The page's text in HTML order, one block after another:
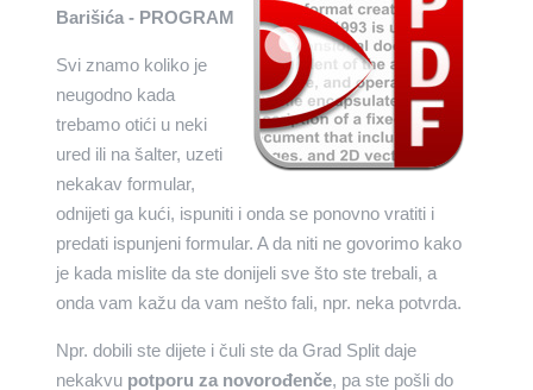
Barišića- PROGRAM
Svi znamo koliko je
neugodno kada
trebamo otići u neki
ured ili na šalter, uzeti
nekakav formular,
odnijeti ga kući, ispuniti i onda se ponovno vratiti i
predati ispunjeni formular. A da niti ne govorimo kako
je kada mislite da ste donijeli sve što ste trebali, a
onda vam kažu da vam nešto fali, npr. neka potvrda.
Npr. dobili ste dijete i čuli ste da Grad Split daje
nekakvu potporu za novorođenče, pa ste pošli do